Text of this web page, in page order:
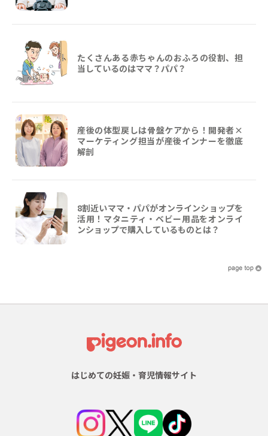
たくさんある赤ちゃんのおふろの役割、担
当しているのはママ？パパ？
産後の体型戻しは骨盤ケアから！開発者×
マーケティング担当が産後インナーを徹底
解剖
8割近いママ・パパがオンラインショップを
活用！マタニティ・ベビー用品をオンライ
ンショップで購入しているものとは？
はじめての妊娠・育児情報サイト